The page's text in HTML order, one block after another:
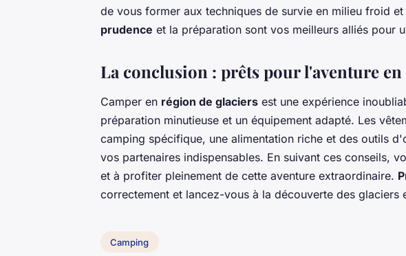
de vous former aux techniques de survie en milieu froid
prudence et la préparation sont vos meilleurs alliés pour
La conclusion : prêts pour l'aventure en
Camper en région de glaciers est une expérience
préparation minutieuse et un équipement adapté. Les
camping spécifique, une alimentation riche et des outils
vos partenaires indispensables. En suivant ces conseils,
et à profiter pleinement de cette aventure extraordinaire.
correctement et lancez-vous à la découverte des glaciers
Camping